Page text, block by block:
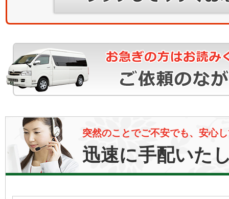
突然のことでご不安でも、安心
迅速に手配いた